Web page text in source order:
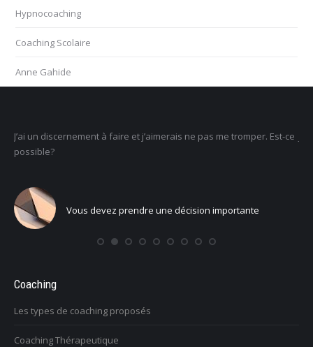
Hypnocoaching
Coaching Scolaire
Anne Gahide
me tromper. Est-ce Je ne sais pas ce que je veux faire dans la vie :
Vous voulez trouver votre voix
Coaching
Les types de coaching proposés
Coaching Thérapeutique